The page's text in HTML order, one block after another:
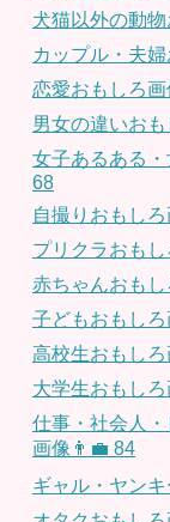
犬猫以外の動
カップル・夫
恋愛おもしろ画
男女の違いお
女子あるある
68
自撮りおもしろ
プリクラおもし
赤ちゃんおも
子どもおもし
高校生おもしろ
大学生おもし
仕事・社会人
画像👨‍💼 84
ギャル・ヤンキ